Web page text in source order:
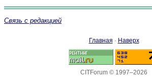
Связь с редакцией
Главная · Наверх
CITForum © 1997–2026